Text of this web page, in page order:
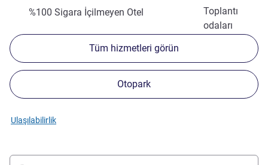
Toplantı
odaları
%100 Sigara İçilmeyen Otel
Tüm hizmetleri görün
Otopark
Ulaşılabilirlik